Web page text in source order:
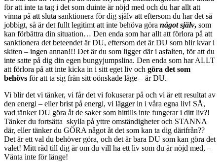
för att inte ta tag i det som duinte är nöjd med och du har allt att
vinna på att sluta sanktionera för dig själv att eftersom du har det så
jobbigt, så är det fullt legitimt att inte behöva göra något själv, som
kan förbättra din situation… Den enda som har allt att förlora på att
sanktionera det beteendet är DU, eftersom det är DU som blir kvar i
skiten – ingen annan!!! Det är du som ligger där i asfalten, för att du
inte satte på dig din egen bungyjumpslina. Den enda som har ALLT
att förlora på att inte kicka in i sitt eget liv och göra det som
behövs för att ta sig från sitt oönskade läge – är DU.
Vi blir det vi tänker, vi får det vi fokuserar på och vi är ett resultat av
den energi – eller brist på energi, vi lägger in i våra egna liv! SÅ,
vad tänker DU göra åt de saker som hittills inte fungerar i ditt liv?!
Tänker du fortsätta skylla på yttre omständigheter och STANNA
där, eller tänker du GÖRA något åt det som kan ta dig därifrån??
Det är ett val du behöver göra, och det är bara DU som kan göra det
valet! Mitt råd till dig är om du vill ha ett liv som du är nöjd med, –
Vänta inte för länge!